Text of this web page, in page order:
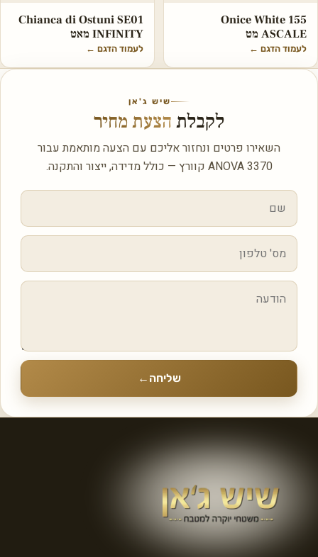
Onice White 155
ASCALE מט
לעמוד הדגם ←
Chianca di Ostuni SE01
INFINITY מאט
לעמוד הדגם ←
שיש ג'אן
לקבלת הצעת מחיר
השאירו פרטים ונחזור אליכם עם הצעה מותאמת עבור
ANOVA 3370 קוורץ — כולל מדידה, ייצור והתקנה.
שליחה ←